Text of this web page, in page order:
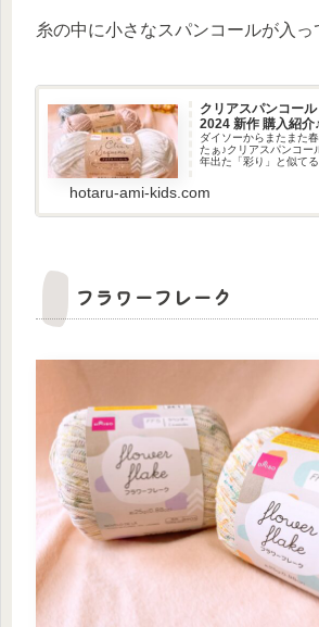
糸の中に小さなスパンコールが入
クリアスパンコー
2024 新作 購入紹介♪
ダイソーからまたまた
たぁ♪クリアスパンコー
年出た「彩り」と似て
☆。カラースノーロッ
シャイングレー...
hotaru-ami-kids.com
フラワーフレーク